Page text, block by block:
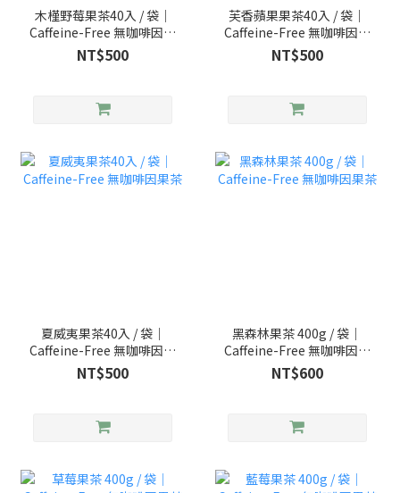
木槿野莓果茶40入 / 袋｜
Caffeine-Free 無咖啡因果
茶
NT$500
芙香蘋果果茶40入 / 袋｜
Caffeine-Free 無咖啡因果
茶
NT$500
夏威夷果茶40入 / 袋｜
Caffeine-Free 無咖啡因果
茶
NT$500
黑森林果茶 400g / 袋｜
Caffeine-Free 無咖啡因果
茶
NT$600